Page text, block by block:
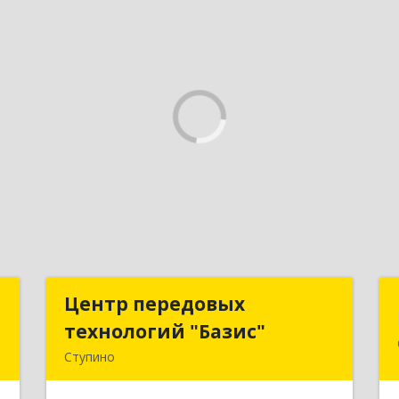
Центр передовых
технологий "Базис"
Ступино
Центр передовых
технологий "Базис"